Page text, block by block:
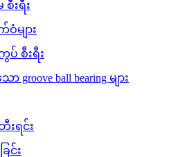
စီးရီး
များ
ပ် စီးရီး
groove ball bearing များ
းရင်း
င်း